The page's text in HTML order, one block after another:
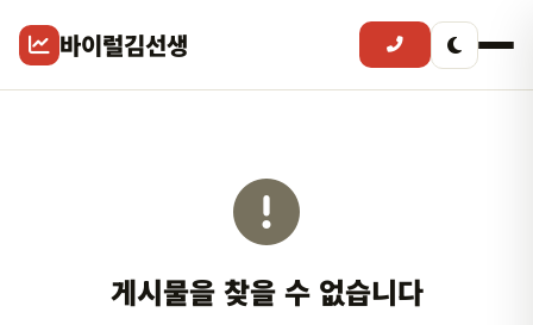
바이럴김선생
게시물을 찾을 수 없습니다